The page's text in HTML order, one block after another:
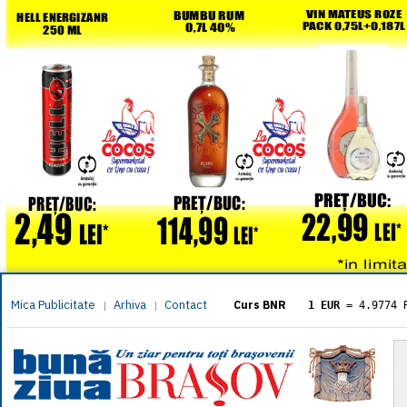
Mica Publicitate | Arhiva | Contact Curs BNR 1 EUR = 4.9774
= 5.8304
1 XAU= 464.4611
1 AED= 1.1933
1 AUD= 2.7957
1 BGN= 2.5449